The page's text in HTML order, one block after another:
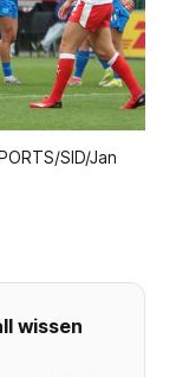
SID/Jan
wissen